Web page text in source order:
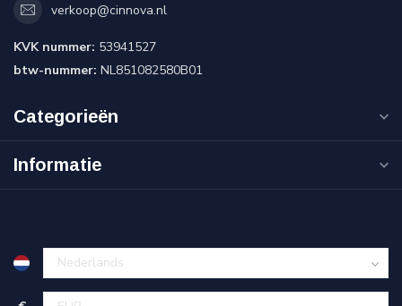
verkoop@cinnova.nl
KVK nummer: 53941527
btw-nummer: NL851082580B01
Categorieën
Informatie